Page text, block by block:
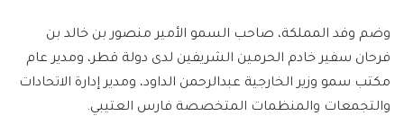
وضم وفد المملكة، صاحب السمو الأمير منصور بن خالد بن
فرحان سفير خادم الحرمين الشريفين لدى دولة قطر، ومدير عام
مكتب سمو وزير الخارجية عبدالرحمن الداود، ومدير إدارة الاتحادات
والتجمعات والمنظمات المتخصصة فارس العتيبي.